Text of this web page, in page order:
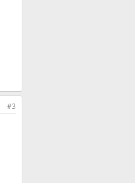
#3